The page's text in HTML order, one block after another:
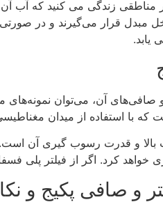
زندگی می کنید که آب
مبدل قرار می‌گیرند و در
یابد.
و صافی‌های آن، می‌توان
با استفاده از میدان
و قدرت رسوب گیری آن است.
کرد. اگر از فیلتر پلی
و صافی پکیج و